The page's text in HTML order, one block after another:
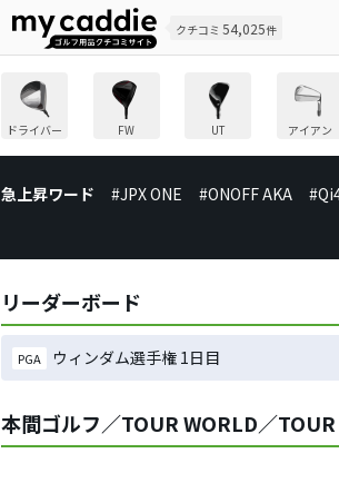
クチコミ 54,025件
ドライバー FW UT アイアン
急上昇ワード #JPX ONE #ONOFF AKA
リーダーボード
PGA ウィンダム選手権 1日目
本間ゴルフ／TOUR WORLD／